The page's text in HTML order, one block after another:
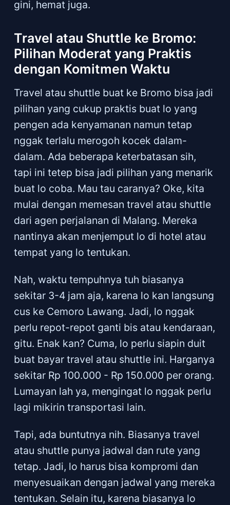
gini, hemat juga.
Travel atau Shuttle ke Bromo:
Pilihan Moderat yang Praktis
dengan Komitmen Waktu
Travel atau shuttle buat ke Bromo bisa jadi
pilihan yang cukup praktis buat lo yang
pengen ada kenyamanan namun tetap
nggak terlalu merogoh kocek dalam-
dalam. Ada beberapa keterbatasan sih,
tapi ini tetep bisa jadi pilihan yang menarik
buat lo coba. Mau tau caranya? Oke, kita
mulai dengan memesan travel atau shuttle
dari agen perjalanan di Malang. Mereka
nantinya akan menjemput lo di hotel atau
tempat yang lo tentukan.
Nah, waktu tempuhnya tuh biasanya
sekitar 3-4 jam aja, karena lo kan langsung
cus ke Cemoro Lawang. Jadi, lo nggak
perlu repot-repot ganti bis atau kendaraan,
gitu. Enak kan? Cuma, lo perlu siapin duit
buat bayar travel atau shuttle ini. Harganya
sekitar Rp 100.000 - Rp 150.000 per orang.
Lumayan lah ya, mengingat lo nggak perlu
lagi mikirin transportasi lain.
Tapi, ada buntutnya nih. Biasanya travel
atau shuttle punya jadwal dan rute yang
tetap. Jadi, lo harus bisa kompromi dan
menyesuaikan dengan jadwal yang mereka
tentukan. Selain itu, karena biasanya lo